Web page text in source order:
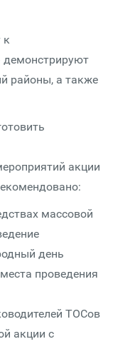
к
районы, а также
акции
массовой
день
проведения
ТОСов
акции с